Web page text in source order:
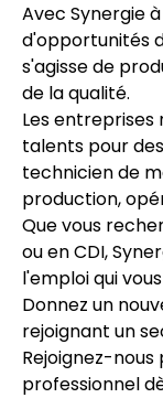
Avec Synergie
d'opportunités
s'agisse de
de la qualité.
Les
talents pour
technicien de
production,
Que vous
ou en CDI,
l'emploi qui
Donnez un
rejoignant un
Rejoignez-
professionnel